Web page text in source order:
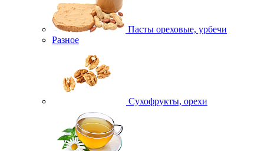
Пасты ореховые, урбечи
Разное
Сухофрукты, орехи